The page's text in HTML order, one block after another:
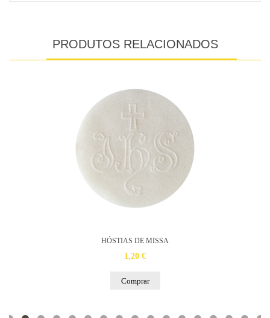
PRODUTOS RELACIONADOS
HÓSTIAS DE MISSA
1,20 €
Comprar